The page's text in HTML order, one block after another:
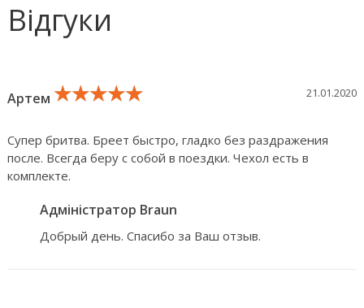
Відгуки
Артем ★★★★★
★★★★★
★★★★★ 21.01.2020
Супер бритва. Бреет быстро, гладко без раздражения
после. Всегда беру с собой в поездки. Чехол есть в
комплекте.
Адміністратор Braun
Добрый день. Спасибо за Ваш отзыв.